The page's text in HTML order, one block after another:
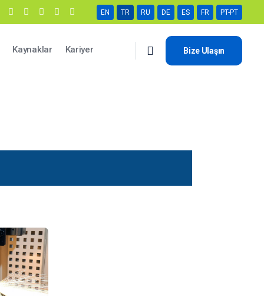
EN TR RU DE ES FR PT-PT
Kaynaklar Kariyer Bize Ulaşın